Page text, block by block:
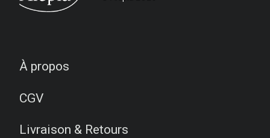
À propos
CGV
Livraison & Retours